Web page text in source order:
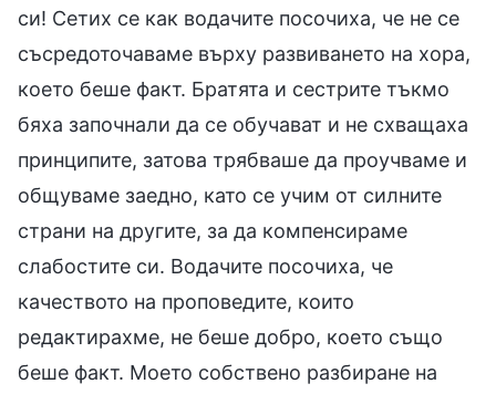
си! Сетих се как водачите посочиха, че не се
съсредоточаваме върху развиването на хора,
което беше факт. Братята и сестрите тъкмо
бяха започнали да се обучават и не схващаха
принципите, затова трябваше да проучваме и
общуваме заедно, като се учим от силните
страни на другите, за да компенсираме
слабостите си. Водачите посочиха, че
качеството на проповедите, които
редактирахме, не беше добро, което също
беше факт. Моето собствено разбиране на